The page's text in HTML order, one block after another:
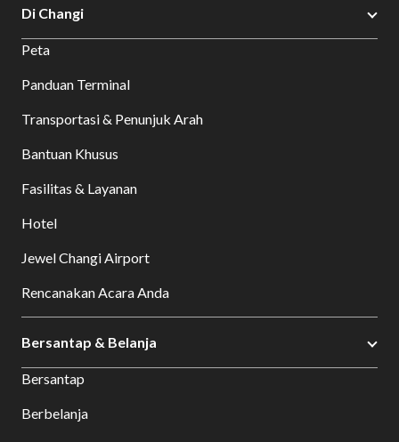
Di Changi
Peta
Panduan Terminal
Transportasi & Penunjuk Arah
Bantuan Khusus
Fasilitas & Layanan
Hotel
Jewel Changi Airport
Rencanakan Acara Anda
Bersantap & Belanja
Bersantap
Berbelanja